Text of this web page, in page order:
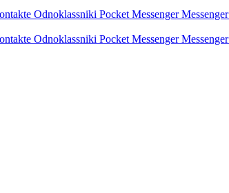
Odnoklassniki Pocket Messenger Messenger
Odnoklassniki Pocket Messenger Messenger